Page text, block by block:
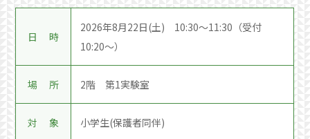
日 時
2026年8月22日(土) 10:30～11:30（受付
10:20～）
場 所 2階 第1実験室
対 象 小学生(保護者同伴)